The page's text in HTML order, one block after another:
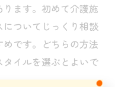
ます。初めて介護施
ついてじっくり相談
です。どちらの方法
イルを選ぶとよいで